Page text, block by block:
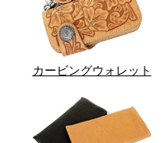
カービングウォレット